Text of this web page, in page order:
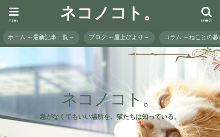
ネコノコト。 search
menu
ホーム ～最新記事一覧～ ブログ ～屋上びより～ コラム ～ねことの
ネコノコト。
急がなくてもいい場所を、猫たちは知っている。